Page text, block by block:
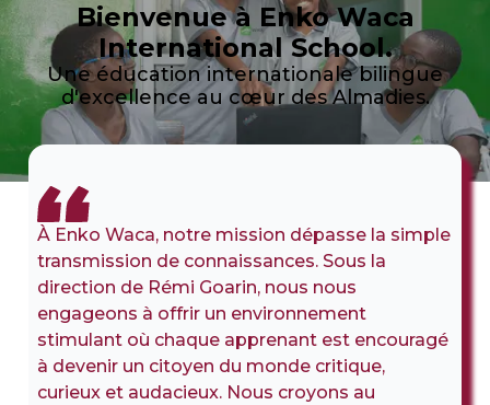
Bienvenue à Enko Waca
International School.
Une éducation internationale bilingue
d'excellence au cœur des Almadies.
À Enko Waca, notre mission dépasse la simple
transmission de connaissances. Sous la
direction de Rémi Goarin, nous nous
engageons à offrir un environnement
stimulant où chaque apprenant est encouragé
à devenir un citoyen du monde critique,
curieux et audacieux. Nous croyons au